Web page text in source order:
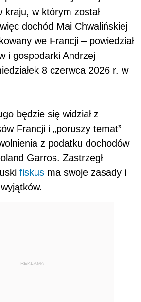
kraju, w którym został
dochód Mai Chwalińskiej
we Francji – powiedział
i gospodarki Andrzej
8 czerwca 2026 r. w
będzie się widział z
Francji i „poruszy temat”
z podatku dochodów
Garros. Zastrzegł
fiskus ma swoje zasady i
REKLAMA